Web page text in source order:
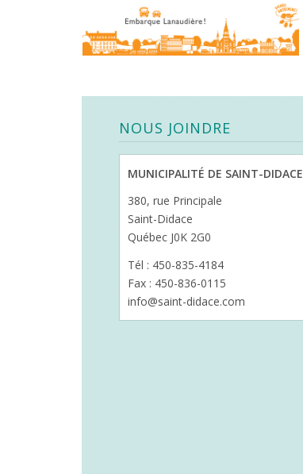
NOUS JOINDRE
MUNICIPALITÉ DE SAINT-DIDACE
380, rue Principale
Saint-Didace
Québec J0K 2G0
Tél : 450-835-4184
Fax : 450-836-0115
info@saint-didace.com